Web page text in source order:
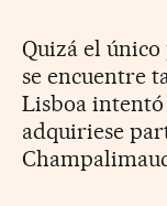
Quizá el
se encuentre
Lisboa
adquiriese